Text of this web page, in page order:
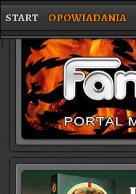
START OPOWIADANIA
}